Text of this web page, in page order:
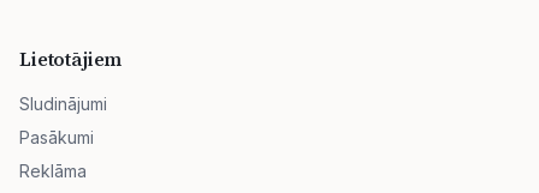
Lietotājiem
Sludinājumi
Pasākumi
Reklāma